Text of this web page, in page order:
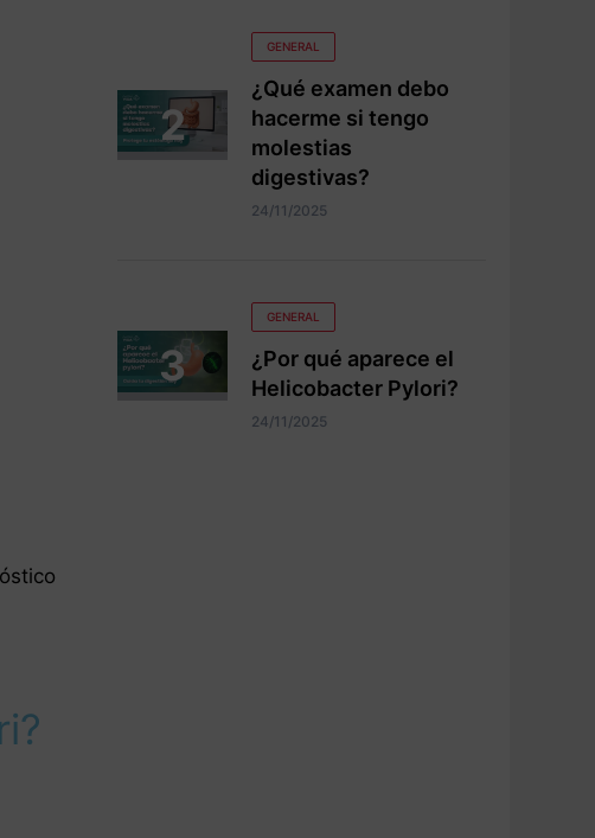
GENERAL
¿Qué examen debo
hacerme si tengo
molestias
digestivas?
24/11/2025
GENERAL
¿Por qué aparece el
Helicobacter Pylori?
24/11/2025